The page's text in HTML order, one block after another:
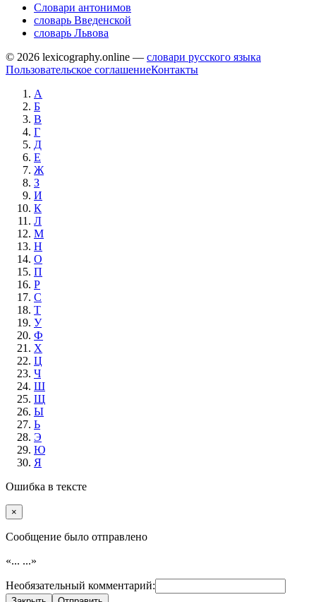
Словари антонимов
словарь Введенской
словарь Львова
© 2026 lexicography.online — словари русского языка
Пользовательское соглашениеКонтакты
А
Б
В
Г
Д
Е
Ж
З
И
К
Л
М
Н
О
П
Р
С
Т
У
Ф
Х
Ц
Ч
Ш
Щ
Ы
Ь
Э
Ю
Я
Ошибка в тексте
×
Cообщение было отправлено
«... ...»
Необязательный комментарий: